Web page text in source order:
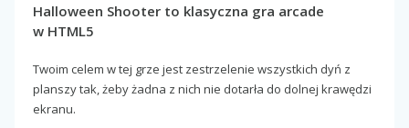
Halloween Shooter to klasyczna gra arcade
w HTML5
Twoim celem w tej grze jest zestrzelenie wszystkich dyń z
planszy tak, żeby żadna z nich nie dotarła do dolnej krawędzi
ekranu.